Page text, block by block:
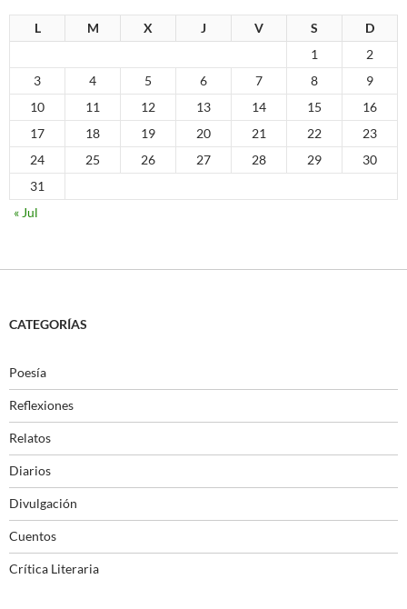
L M X J V S
D
1
2
3
4 5 6 7 8
9
10
11 12 13 14 15
16
17
18 19 20 21 22
23
24
25 26 27 28 29
30
31
« Jul
CATEGORÍAS
Poesía
Reflexiones
Relatos
Diarios
Divulgación
Cuentos
Crítica Literaria